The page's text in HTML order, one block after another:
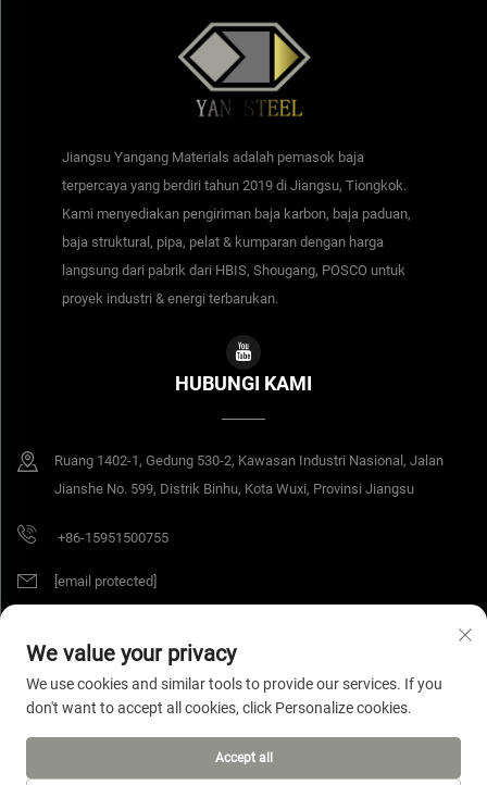
Jiangsu Yangang Materials adalah pemasok baja
terpercaya yang berdiri tahun 2019 di Jiangsu, Tiongkok.
Kami menyediakan pengiriman baja karbon, baja paduan,
baja struktural, pipa, pelat & kumparan dengan harga
langsung dari pabrik dari HBIS, Shougang, POSCO untuk
proyek industri & energi terbarukan.
HUBUNGI KAMI
Ruang 1402-1, Gedung 530-2, Kawasan Industri Nasional, Jalan
Jianshe No. 599, Distrik Binhu, Kota Wuxi, Provinsi Jiangsu
+86-15951500755
[email protected]
Hak Cipta © 2026 Jiangsu Yangang Materials Co., Ltd. Hak cipta dilindungi
undang-undang. Kebijakan Privasi
We value your privacy
We use cookies and similar tools to provide our services. If you
don't want to accept all cookies, click Personalize cookies.
Accept all